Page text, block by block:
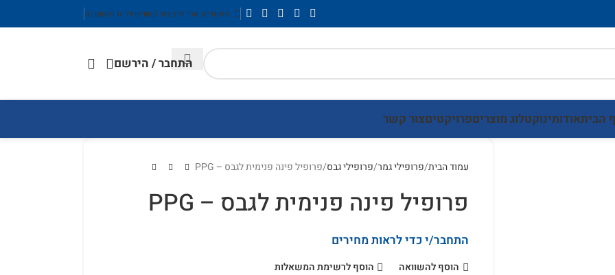
מאמרים אחרוניםצור קשרשאלות ותשובות
התחבר / הירשם
הביתאודותינוקטלוג מוצריםפרויקטיםצור קשר
עמוד הבית פרופילי גמר פרופילי גבס פרופיל פינה פנימית לגבס – PPG
פרופיל פינה פנימית לגבס – PPG
התחבר/י כדי לראות מחירים
הוסף להשוואה הוסף לרשימת המשאלות